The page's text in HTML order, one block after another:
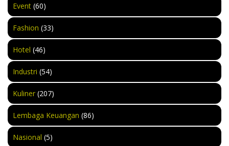
Event (60)
Fashion (33)
Hotel (46)
Industri (54)
Kuliner (207)
Lembaga Keuangan (86)
Nasional (5)